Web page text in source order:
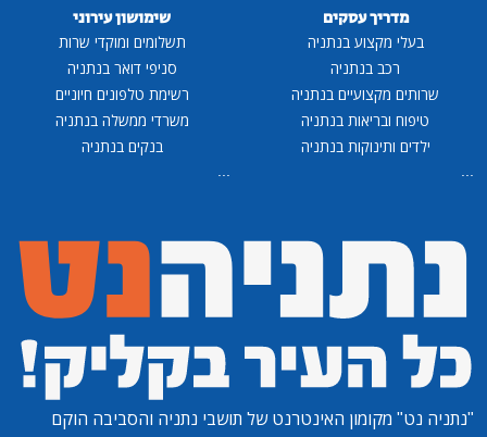
מדריך עסקים
בעלי מקצוע בנתניה
רכב בנתניה
שרותים מקצועיים בנתניה
טיפוח ובריאות בנתניה
ילדים ותינוקות בנתניה
...
שימושון עירוני
תשלומים ומוקדי שרות
סניפי דואר בנתניה
רשימת טלפונים חיוניים
משרדי ממשלה בנתניה
בנקים בנתניה
...
"נתניה נט" מקומון האינטרנט של תושבי נתניה והסביבה הוקם